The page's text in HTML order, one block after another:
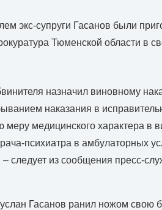
экс-супруги Гасанов были
Тюменской области в
назначил виновному
наказания в
медицинского характера в
психиатра в амбулаторных
следует из сообщения пресс-
Гасанов ранил ножом свою